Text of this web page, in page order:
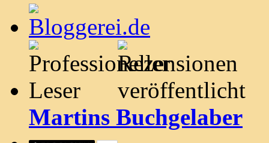
Martins Buchgelaber